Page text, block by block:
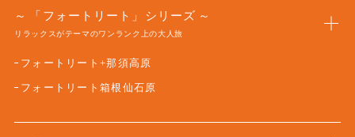
「フォートリート」シリーズ
リラックスがテーマのワンランク上の大人旅
フォートリート+那須高原
フォートリート箱根仙石原